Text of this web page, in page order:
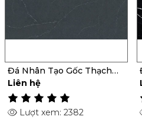
Đá Nhân Tạo Gốc Thạch
Anh Charcoal Soapstone
Liên hệ
Lượt xem: 2382